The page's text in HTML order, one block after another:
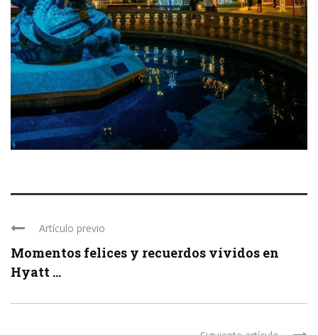
Artículo previo
Momentos felices y recuerdos vívidos en
Hyatt ...